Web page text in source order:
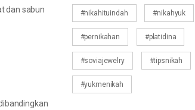
dan sabun
#nikahituindah #nikahyuk
#pernikahan #platidina
#soviajewelry #tipsnikah
#yukmenikah